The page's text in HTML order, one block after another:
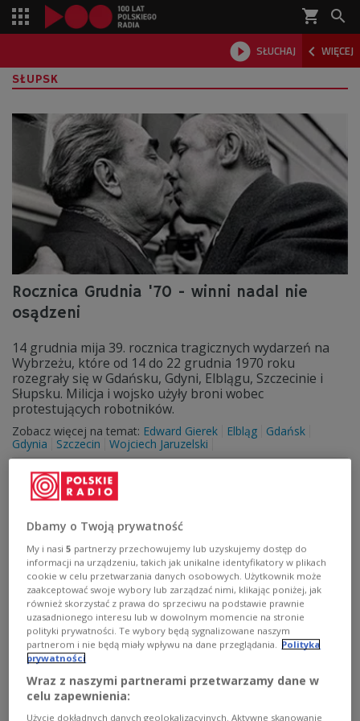
shopping_cart 
 SŁUCHAJ  WIĘCEJ

SŁUPSK
Rocznica Grudnia '70 - winni nadal nie
osądzeni
14 grudnia mija 39. rocznica tragicznych wydarzeń na
Wybrzeżu, które od 14 do 22 grudnia 1970 roku
rozegrały się w Gdańsku, Gdyni, Elblągu, Szczecinie i
Słupsku. Milicja i wojsko użyły broni wobec
protestujących robotników.
Zobacz więcej na temat: Edward Gierek Elbląg
Gdańsk
Gdynia
Szczecin Wojciech Jaruzelski
Kłótnia o misia
Bursztynowy Niedźwiadek Szczęścia trafił do Muzeum
Narodowego w Szczecinie. Polskim naukowcom udało
się odzyskać figurkę z muzeum w Stralsundzie. Teraz
Dbamy o Twoją prywatność
My i nasi5 partnerzy przechowujemy lub uzyskujemy dostęp do
informacji na urządzeniu, takich jak unikalne identyfikatory w plikach
cookie w celu przetwarzania danych osobowych. Użytkownik może
zaakceptować swoje wybory lub zarządzać nimi, klikając poniżej, jak
również skorzystać z prawa do sprzeciwu na podstawie prawnie
uzasadnionego interesu lub w dowolnym momencie na stronie
polityki prywatności. Te wybory będą sygnalizowane naszym
partnerom i nie będą miały wpływu na dane przeglądania. Polityka
prywatności
Wraz z naszymi partnerami przetwarzamy dane w
celu zapewnienia:
Użycie dokładnych danych geolokalizacyjnych. Aktywne skanowanie